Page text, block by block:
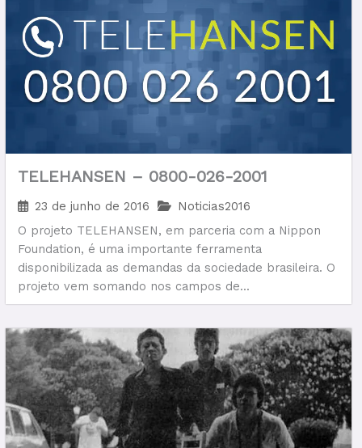
TELEHANSEN – 0800-026-2001
23 de junho de 2016
Noticias2016
O projeto TELEHANSEN, em parceria com a Nippon
Foundation, é uma importante ferramenta
disponibilizada as demandas da sociedade brasileira. O
projeto vem somando nos campos de...